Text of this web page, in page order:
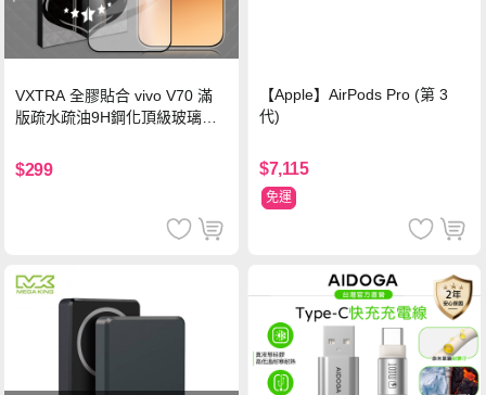
VXTRA 全膠貼合 vivo V70 滿
版疏水疏油9H鋼化頂級玻璃貼
$299
【Apple】AirPods Pro (第 3
代)
$7,115
免運